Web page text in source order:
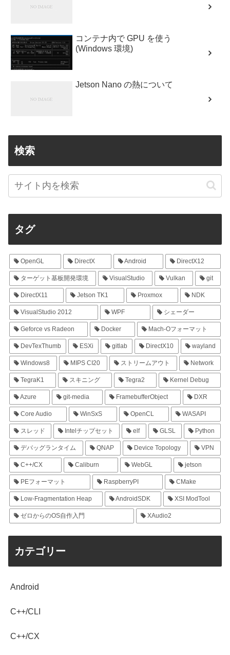
コンテナ内で GPU を使う
(Windows 環境)
Jetson Nano の熱について
検索
タグ
OpenGL DirectX Android DirectX12
ターゲット基板開発環境 VisualStudio Vulkan git
DirectX11 Jetson TK1 Proxmox NDK
VisualStudio 2012 WPF シェーダー
Geforce vs Radeon Docker Mach-Oフォーマット
DevTexThumb ESXi gitlab DirectX10 wayland
Windows8 MIPS CI20 ストリームアウト Network
TegraK1 スキニング Tegra2 Kernel Debug
Azure git-media FramebufferObject DXR
Core Audio WinSxS OpenCL WASAPI
スレッド Intelチップセット elf GLSL Python
デバッグランタイム QNAP Device Topology VPN
C++/CX Caliburn WebGL jetson
PEフォーマット RaspberryPI CMake
Low-Fragmentation Heap AndroidSDK XSI ModTool
ゼロからのOS自作入門 XAudio2
カテゴリー
Android
C++/CLI
C++/CX